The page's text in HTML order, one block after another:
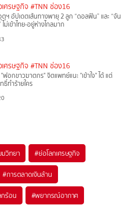
เศรษฐกิจ #TNN ช่อง16
ฯ อัปเดตเส้นทางพายุ 2 ลูก “ดอลฟิน” และ “จัน
ไม่เข้าไทย-อยู่ห่างไกลมาก
เศรษฐกิจ #TNN ช่อง16
ฟอกขาวฆาตกร" จิตแพทย์แนะ "เข้าใจ" ได้ แต่
ธิ์ทำร้ายใคร
วิทยา #ย่อโลกเศรษฐกิจ
#การตลาดเงินล้าน
กร้อน #พยากรณ์อากาศ